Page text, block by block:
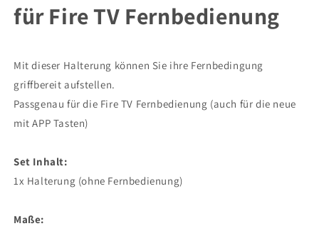
TV
Fernbedienung
Farben
möglich
TV
Fernbedienung
Farben
möglich
für Fire TV Fernbedienung
Mit dieser Halterung können Sie ihre Fernbedingung
griffbereit aufstellen.
Passgenau für die Fire TV Fernbedienung (auch für die neue
mit APP Tasten)
Set Inhalt:
1x Halterung (ohne Fernbedienung)
Maße: